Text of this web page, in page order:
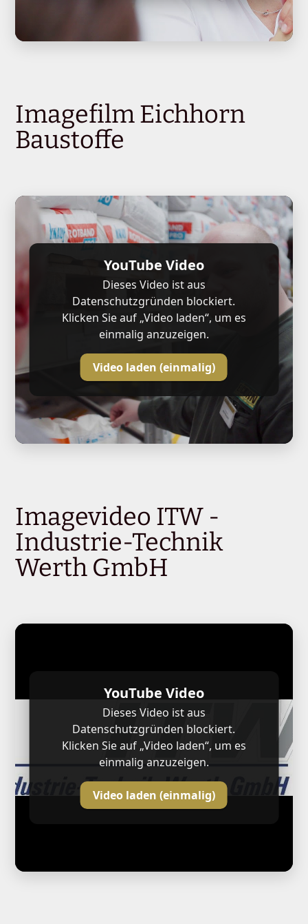
Imagefilm Eichhorn
Baustoffe
YouTube Video
Dieses Video ist aus
Datenschutzgründen blockiert.
Klicken Sie auf „Video laden“, um es
einmalig anzuzeigen.
Video laden (einmalig)
Imagevideo ITW -
Industrie-Technik
Werth GmbH
YouTube Video
Dieses Video ist aus
Datenschutzgründen blockiert.
Klicken Sie auf „Video laden“, um es
einmalig anzuzeigen.
Video laden (einmalig)